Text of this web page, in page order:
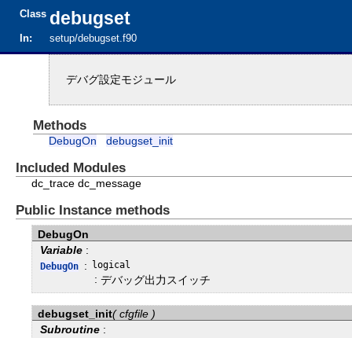
Class debugset
In: setup/debugset.f90
デバグ設定モジュール
Methods
DebugOn debugset_init
Included Modules
dc_trace dc_message
Public Instance methods
DebugOn
Variable :
DebugOn : logical
: デバッグ出力スイッチ
debugset_init( cfgfile )
Subroutine :